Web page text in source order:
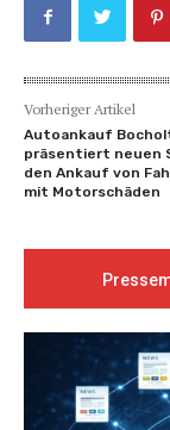
Vorheriger Artikel
Autoankauf
präsentiert neuen
den Ankauf von
mit Motorschäden